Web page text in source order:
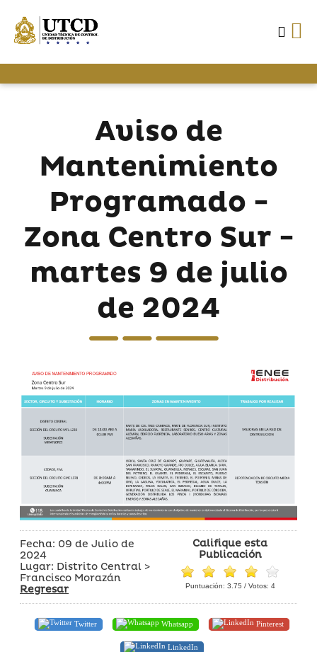
Aviso de
Mantenimiento
Programado -
Zona Centro Sur -
martes 9 de julio
de 2024
Fecha: 09 de Julio de
2024
Lugar: Distrito Central >
Francisco Morazán
Regresar
Califique esta
Publicación
Puntuación: 3.75 / Votos: 4
Twitter Whatsapp Pinterest
LinkedIn